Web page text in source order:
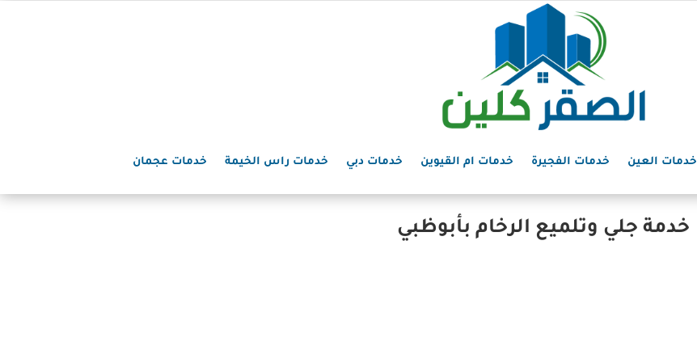
خدمات العين خدمات الفجيرة خدمات ام القيوين خدمات دبي خدمات راس الخيمة خدمات عجمان
خدمة جلي وتلميع الرخام بأبوظبي